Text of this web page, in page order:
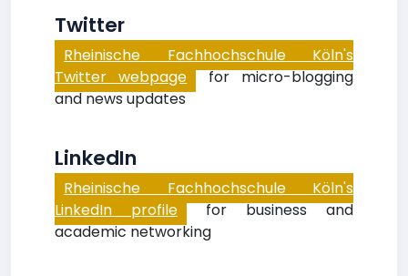
Twitter
Rheinische Fachhochschule Köln's
Twitter webpage for micro-blogging
and news updates
LinkedIn
Rheinische Fachhochschule Köln's
LinkedIn profile for business and
academic networking